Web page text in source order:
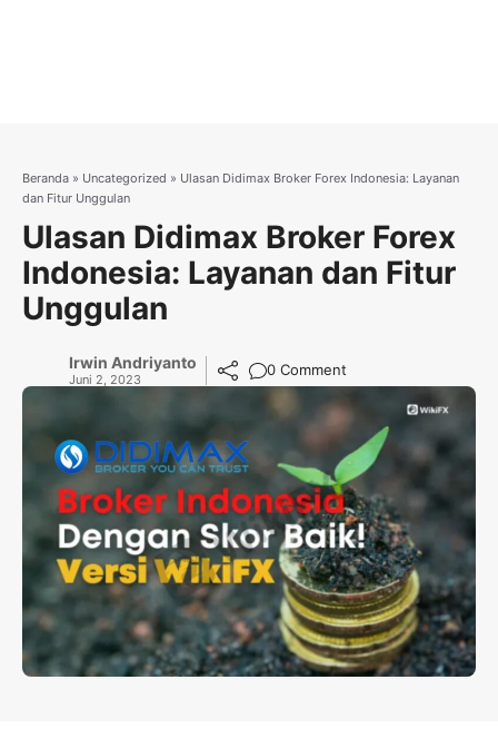
Beranda » Uncategorized » Ulasan Didimax Broker Forex Indonesia: Layanan
dan Fitur Unggulan
Ulasan Didimax Broker Forex
Indonesia: Layanan dan Fitur
Unggulan
Irwin Andriyanto
Juni 2, 2023
0 Comment